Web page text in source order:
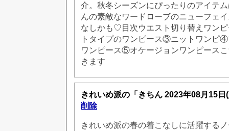
介。秋冬シーズンにぴったりのアイテ
んの素敵なワードローブのニューフェ
なしかも♡目次ウエスト切り替えワン
トタイプのワンピース③ニットワンピ
ワンピース⑤オケージョンワンピース
きます
きれいめ派の「きちん 2023年08月15
削除
きれいめ派の春の着こなしに活躍する